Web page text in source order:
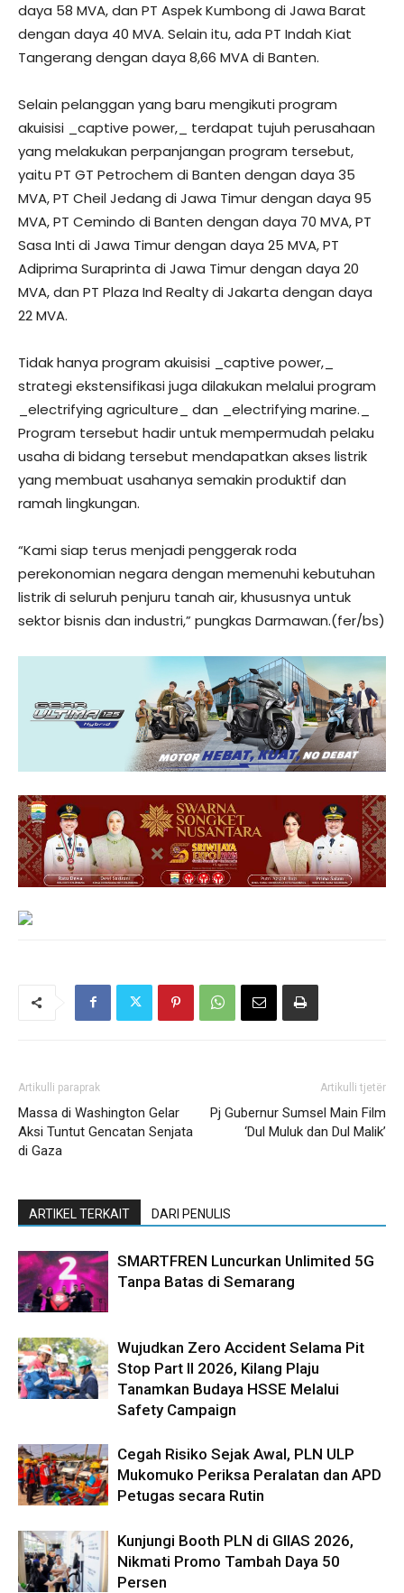
daya 58 MVA, dan PT Aspek Kumbong di Jawa Barat
dengan daya 40 MVA. Selain itu, ada PT Indah Kiat
Tangerang dengan daya 8,66 MVA di Banten.
Selain pelanggan yang baru mengikuti program
akuisisi _captive power,_ terdapat tujuh perusahaan
yang melakukan perpanjangan program tersebut,
yaitu PT GT Petrochem di Banten dengan daya 35
MVA, PT Cheil Jedang di Jawa Timur dengan daya 95
MVA, PT Cemindo di Banten dengan daya 70 MVA, PT
Sasa Inti di Jawa Timur dengan daya 25 MVA, PT
Adiprima Suraprinta di Jawa Timur dengan daya 20
MVA, dan PT Plaza Ind Realty di Jakarta dengan daya
22 MVA.
Tidak hanya program akuisisi _captive power,_
strategi ekstensifikasi juga dilakukan melalui program
_electrifying agriculture_ dan _electrifying marine._
Program tersebut hadir untuk mempermudah pelaku
usaha di bidang tersebut mendapatkan akses listrik
yang membuat usahanya semakin produktif dan
ramah lingkungan.
“Kami siap terus menjadi penggerak roda
perekonomian negara dengan memenuhi kebutuhan
listrik di seluruh penjuru tanah air, khususnya untuk
sektor bisnis dan industri,” pungkas Darmawan.(fer/bs)
Artikulli paraprak
Massa di Washington Gelar
Aksi Tuntut Gencatan Senjata
di Gaza
Artikulli tjetër
Pj Gubernur Sumsel Main Film
‘Dul Muluk dan Dul Malik’
ARTIKEL TERKAIT DARI PENULIS
SMARTFREN Luncurkan Unlimited 5G
Tanpa Batas di Semarang
Wujudkan Zero Accident Selama Pit
Stop Part II 2026, Kilang Plaju
Tanamkan Budaya HSSE Melalui
Safety Campaign
Cegah Risiko Sejak Awal, PLN ULP
Mukomuko Periksa Peralatan dan APD
Petugas secara Rutin
Kunjungi Booth PLN di GIIAS 2026,
Nikmati Promo Tambah Daya 50
Persen